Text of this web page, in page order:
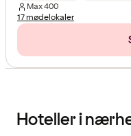
Max400
17 mødelokaler
Hoteller i